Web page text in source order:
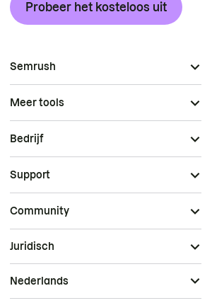
Probeer het kosteloos uit
Semrush
Meer tools
Bedrijf
Support
Community
Juridisch
Nederlands